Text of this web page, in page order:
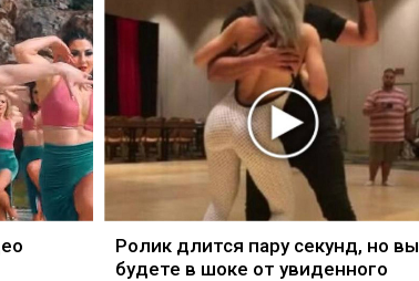
Ролик длится пару секунд, но вы
будете в шоке от увиденного